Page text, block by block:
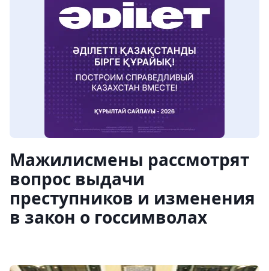
Мажилисмены рассмотрят
вопрос выдачи
преступников и изменения
в закон о госсимволах